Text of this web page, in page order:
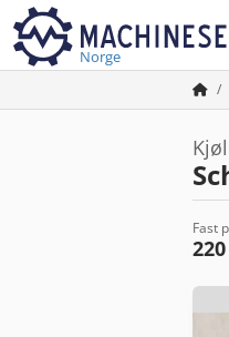
Norge
Fast